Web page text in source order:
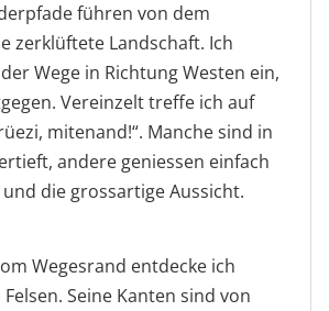
führen von dem
zerklüftete Landschaft. Ich
Wege in Richtung Westen ein,
Vereinzelt treffe ich auf
mitenand!“. Manche sind in
andere geniessen einfach
die grossartige Aussicht.
Wegesrand entdecke ich
Seine Kanten sind von